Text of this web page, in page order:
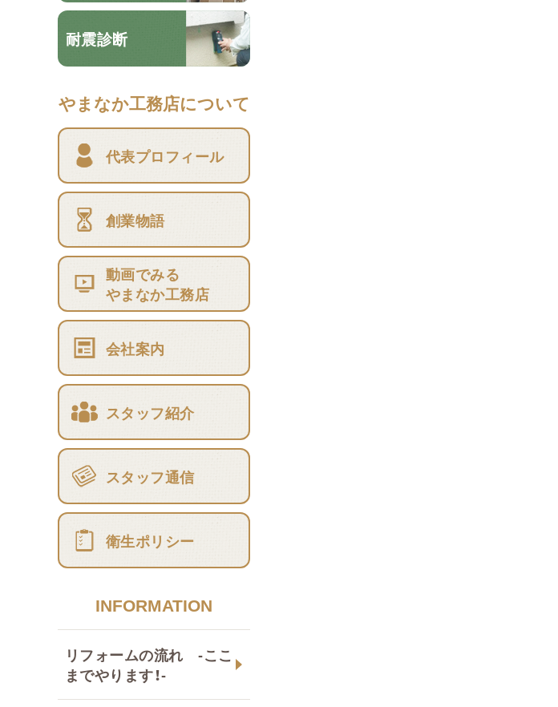
耐震診断
やまなか工務店について
代表プロフィール
創業物語
動画でみる
やまなか工務店
会社案内
スタッフ紹介
スタッフ通信
衛生ポリシー
INFORMATION
リフォームの流れ -ここ
までやります！-